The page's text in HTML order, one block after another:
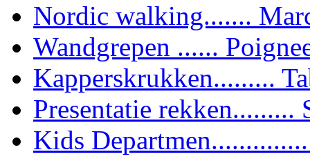
Nordic walking.......
Wandgrepen ......
Kapperskrukken.........
Presentatie rekken.........
Kids